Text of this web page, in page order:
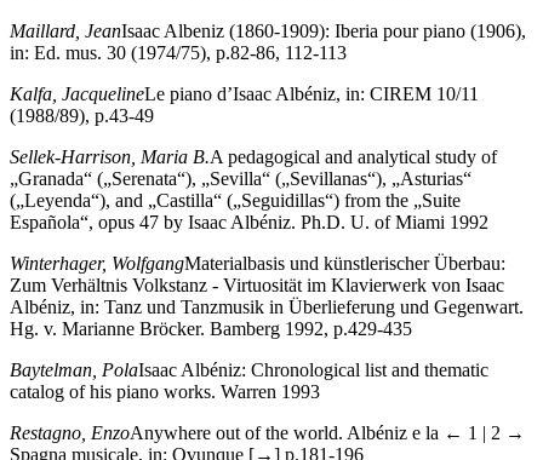
Maillard, JeanIsaac Albeniz (1860-1909): Iberia pour piano (1906),
in: Ed. mus. 30 (1974/75), p.82-86, 112-113
Kalfa, JacquelineLe piano d’Isaac Albéniz, in: CIREM 10/11
(1988/89), p.43-49
Sellek-Harrison, Maria B.A pedagogical and analytical study of
„Granada“ („Serenata“), „Sevilla“ („Sevillanas“), „Asturias“
(„Leyenda“), and „Castilla“ („Seguidillas“) from the „Suite
Española“, opus 47 by Isaac Albéniz. Ph.D. U. of Miami 1992
Winterhager, WolfgangMaterialbasis und künstlerischer Überbau:
Zum Verhältnis Volkstanz - Virtuosität im Klavierwerk von Isaac
Albéniz, in: Tanz und Tanzmusik in Überlieferung und Gegenwart.
Hg. v. Marianne Bröcker. Bamberg 1992, p.429-435
Baytelman, PolaIsaac Albéniz: Chronological list and thematic
catalog of his piano works. Warren 1993
Restagno, EnzoAnywhere out of the world. Albéniz e la ← 1 | 2 →
Spagna musicale, in: Ovunque [→] p.181-196